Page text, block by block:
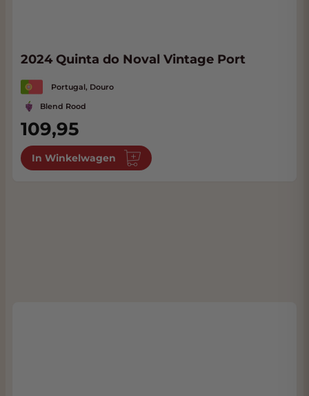
2024 Quinta do Noval Vintage Port
Portugal, Douro
Blend Rood
109,95
In Winkelwagen